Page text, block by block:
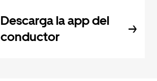
Descarga la app del
conductor